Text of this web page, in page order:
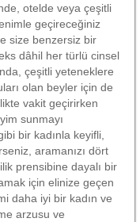
otelde veya çeşitli
geçireceğiniz
size benzersiz bir
dâhil her türlü cinsel
çeşitli yeteneklere
olan beyler için de
vakit geçirirken
sunmayı
bir kadınla keyifli,
aramanızı dört
prensibine dayalı bir
için elinize geçen
daha iyi bir kadın ve
arzusu ve